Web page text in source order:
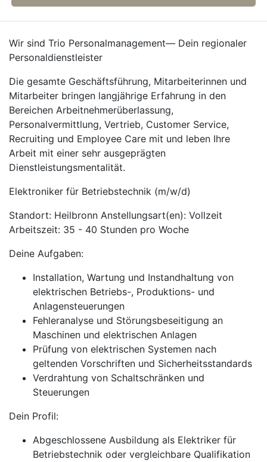
Wir sind Trio Personalmanagement— Dein regionaler
Personaldienstleister
Die gesamte Geschäftsführung, Mitarbeiterinnen und
Mitarbeiter bringen langjährige Erfahrung in den
Bereichen Arbeitnehmerüberlassung,
Personalvermittlung, Vertrieb, Customer Service,
Recruiting und Employee Care mit und leben Ihre
Arbeit mit einer sehr ausgeprägten
Dienstleistungsmentalität.
Elektroniker für Betriebstechnik (m/w/d)
Standort: Heilbronn Anstellungsart(en): Vollzeit
Arbeitszeit: 35 - 40 Stunden pro Woche
Deine Aufgaben:
Installation, Wartung und Instandhaltung von
elektrischen Betriebs-, Produktions- und
Anlagensteuerungen
Fehleranalyse und Störungsbeseitigung an
Maschinen und elektrischen Anlagen
Prüfung von elektrischen Systemen nach
geltenden Vorschriften und Sicherheitsstandards
Verdrahtung von Schaltschränken und
Steuerungen
Dein Profil:
Abgeschlossene Ausbildung als Elektriker für
Betriebstechnik oder vergleichbare Qualifikation